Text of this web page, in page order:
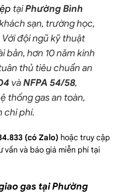
tạiPhường Bình
sạn, trường học,
Với đội ngũ kỹ thuật
bản, hơn 10 năm kinh
thủ tiêu chuẩn an
và NFPA 54/58,
thống gas an toàn,
chi phí.
(có Zalo) hoặc truy cập
vấn và báo giá miễn phí tại
gas tại Phường